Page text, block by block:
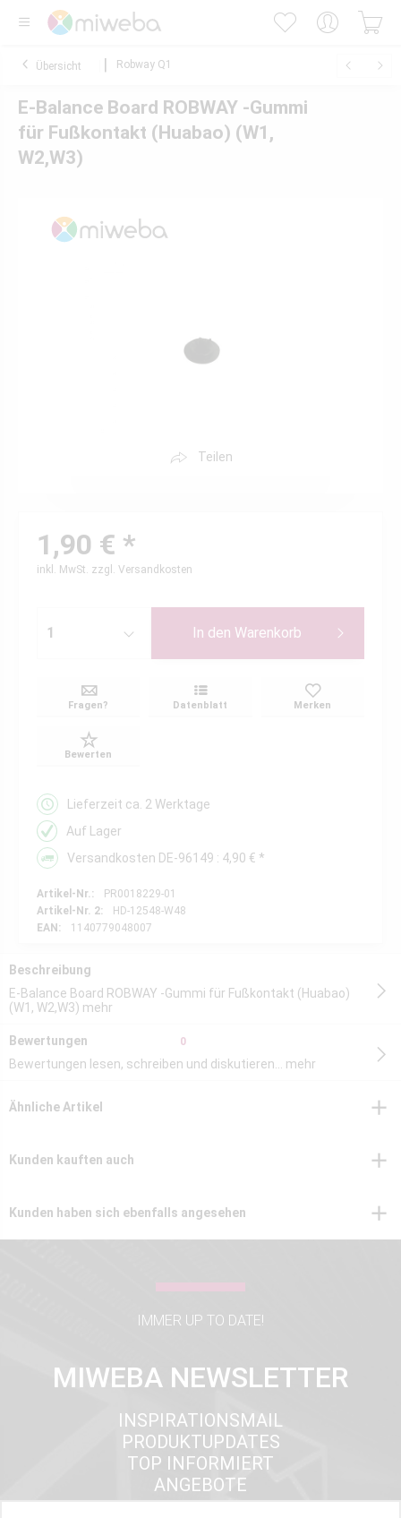
Übersicht Robway Q1
E-Balance Board ROBWAY -Gummi
für Fußkontakt (Huabao) (W1,
W2,W3)
Teilen
1,90 € *
inkl. MwSt. zzgl. Versandkosten
In den Warenkorb
Fragen? Datenblatt Merken
Bewerten
Lieferzeit ca. 2 Werktage
Auf Lager
Versandkosten DE-96149 : 4,90 € *
Artikel-Nr.:
PR0018229-01
Artikel-Nr. 2:
HD-12548-W48
EAN:
1140779048007
Beschreibung
E-Balance Board ROBWAY -Gummi für Fußkontakt (Huabao)
(W1, W2,W3) mehr
Bewertungen 0
Bewertungen lesen, schreiben und diskutieren... mehr
Ähnliche Artikel
Kunden kauften auch
Kunden haben sich ebenfalls angesehen
IMMER UP TO DATE!
MIWEBA NEWSLETTER
INSPIRATIONSMAIL
PRODUKTUPDATES
TOP INFORMIERT
ANGEBOTE